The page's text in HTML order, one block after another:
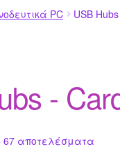
PC USB
-
67 αποτελέσματα